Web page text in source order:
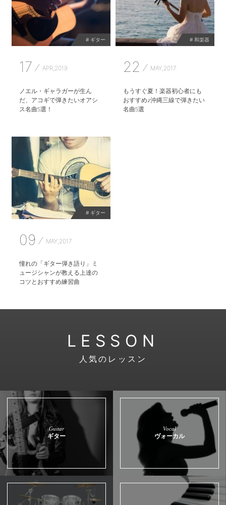
# ギター
17 APR,2019
ノエル・ギャラガーが生ん
だ、アコギで弾きたいオアシ
ス名曲5選！
# 和楽器
22 MAY,2017
もうすぐ夏！楽器初心者にも
おすすめ♪沖縄三線で弾きたい
名曲5選
# ギター
09 MAY,2017
憧れの「ギター弾き語り」ミ
ュージシャンが教える上達の
コツとおすすめ練習曲
LESSON
人気のレッスン
Guitar
ギター
Vocal
ヴォーカル